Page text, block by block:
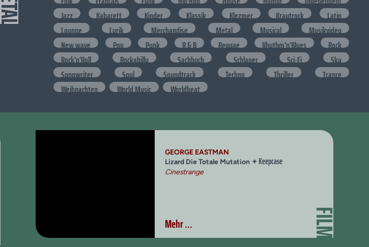
Jazz
Kabarett Kinder Klassik Klezmer Krautrock
Latin
Lounge
Lyrik Merchandise Metal Musical
Musikvideo
New wave
Pop Punk R & B Reggae Rhythm'n'Blues
Rock
Rock'n'Roll
Rockabilly Sachbuch Schlager Sci-Fi
Ska
Songwriter
Soul Soundtrack Techno Thriller
Trance
Weihnachten
World Music Worldbeat
FILM
GEORGE EASTMAN
Lizard Die Totale Mutation ✦Keepcase
Cinestrange
Mehr ...